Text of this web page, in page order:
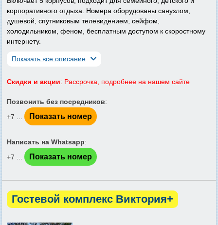
корпоративного отдыха. Номера оборудованы санузлом,
душевой, спутниковым телевидением, сейфом,
холодильником, феном, бесплатным доступом к скоростному
интернету.
Показать все описание
Скидки и акции: Рассрочка, подробнее на нашем сайте
Позвонить без посредников:
+7 ...
Показать номер
Написать на Whatsapp:
+7 ...
Показать номер
Гостевой комплекс Виктория+